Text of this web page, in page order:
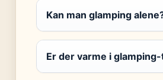
Kan man glamping
Er der varme i